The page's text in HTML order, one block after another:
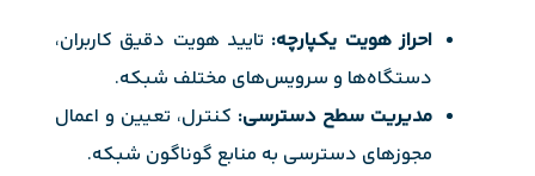
احراز هویت یکپارچه: تایید هویت دقیق کاربران،
دستگاه‌ها و سرویس‌های مختلف شبکه.
مدیریت سطح دسترسی: کنترل، تعیین و اعمال
مجوزهای دسترسی به منابع گوناگون شبکه.